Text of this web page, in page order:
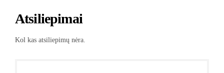
Atsiliepimai
Kol kas atsiliepimų nėra.